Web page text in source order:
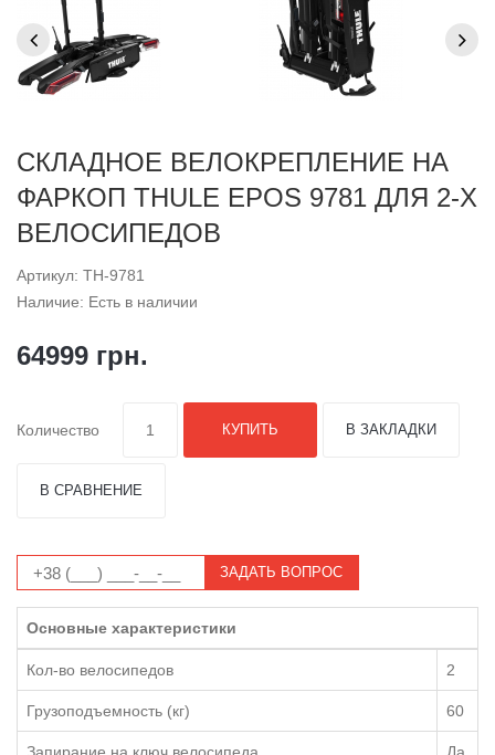
СКЛАДНОЕ ВЕЛОКРЕПЛЕНИЕ НА
ФАРКОП THULE EPOS 9781 ДЛЯ 2-Х
ВЕЛОСИПЕДОВ
Артикул: TH-9781
Наличие: Есть в наличии
64999 грн.
Количество КУПИТЬ В ЗАКЛАДКИ
В СРАВНЕНИЕ
ЗАДАТЬ ВОПРОС
Основные характеристики
Кол-во велосипедов 2
Грузоподъемность (кг) 60